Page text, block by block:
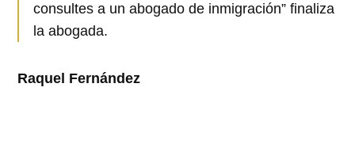
consultes a un abogado de inmigración” finaliza
la abogada.
Raquel Fernández